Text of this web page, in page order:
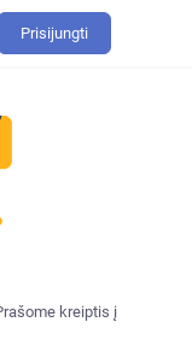
Prisijungti
kreiptis į